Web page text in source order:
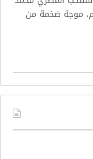
موجة ضخمة من